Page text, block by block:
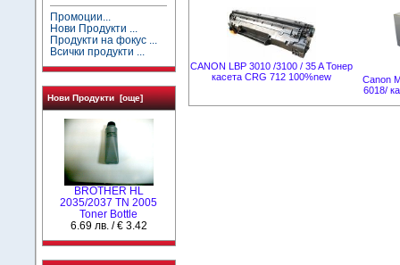
Промоции...
Нови Продукти ...
Продукти на фокус ...
Всички продукти ...
Нови Продукти [още]
BROTHER HL
2035/2037 TN 2005
Toner Bottle
6.69 лв. / € 3.42
CANON LBP 3010 /3100 / 35 A Тонер
касета CRG 712 100%new
Canon
6018/